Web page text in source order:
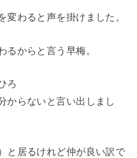
変わると声を掛けました。
るからと言う早梅。
ろ
からないと言い出しまし
と居るけれど仲が良い訳で